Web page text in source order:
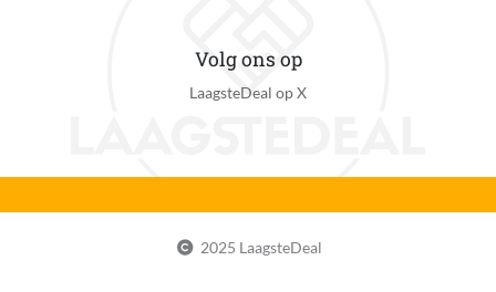
Volg ons op
LaagsteDeal op X
2025 LaagsteDeal